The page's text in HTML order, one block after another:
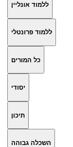
ללמוד אונליין
ללמוד פרונטלי
כל המורים
יסודי
תיכון
השכלה גבוהה